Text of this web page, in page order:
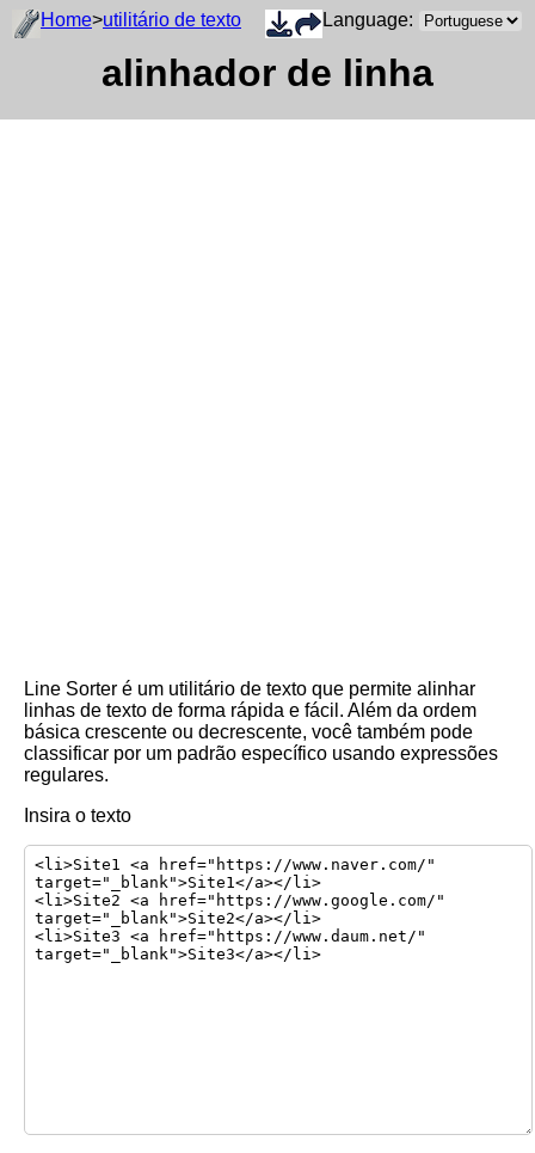
Home>utilitário de texto
alinhador de linha
Language:
Line Sorter é um utilitário de texto que permite alinhar
linhas de texto de forma rápida e fácil. Além da ordem
básica crescente ou decrescente, você também pode
classificar por um padrão específico usando expressões
regulares.
Insira o texto